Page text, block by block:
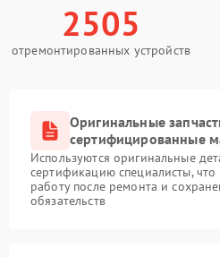
2505
отремонтированных устройств
Оригинальные
сертифицированные
Используются оригинальные
сертификацию специалисты,
работу после ремонта и
обязательств